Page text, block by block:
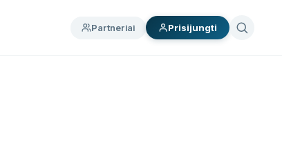
Partneriai Prisijungti